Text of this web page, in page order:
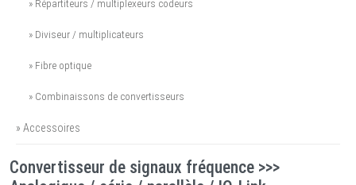
» Répartiteurs / multiplexeurs codeurs
» Diviseur / multiplicateurs
» Fibre optique
» Combinaissons de convertisseurs
» Accessoires
Convertisseur de signaux fréquence >>>